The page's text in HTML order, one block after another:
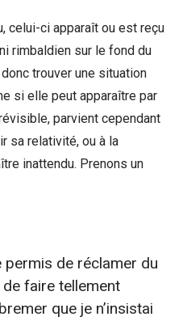
celui-ci apparaît ou est reçu
rimbaldien sur le fond du
trouver une situation
si elle peut apparaître par
parvient cependant
sa relativité, ou à la
inattendu. Prenons un
permis de réclamer du
de faire tellement
que je n’insistai